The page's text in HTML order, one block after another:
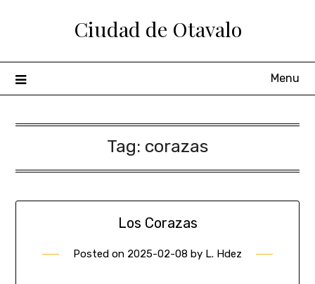
Ciudad de Otavalo
Menu
Tag: corazas
Los Corazas
Posted on 2025-02-08 by L. Hdez